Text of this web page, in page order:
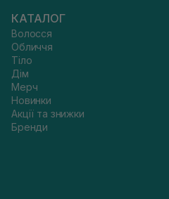
КАТАЛОГ
Волосся
Обличчя
Тіло
Дім
Мерч
Новинки
Акції та знижки
Бренди